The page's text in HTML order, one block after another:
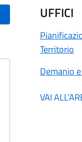
UFFICI
Territorio
Demanio
VAI